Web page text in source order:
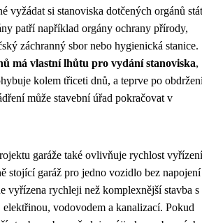
vyžádat si stanoviska dotčených orgánů
patří například orgány ochrany přírody,
záchranný sbor nebo hygienická stanice.
má vlastní lhůtu pro vydání stanoviska,
kolem třiceti dnů, a teprve po
může stavební úřad pokračovat v
garáže také ovlivňuje rychlost
stojící garáž pro jedno vozidlo bez napojení
vyřízena rychleji než komplexnější stavba s
vodovodem a kanalizací. Pokud